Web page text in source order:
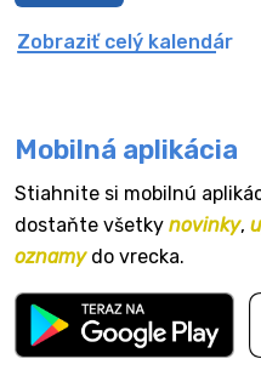
Zobraziť celý kalendár
Mobilná aplikácia
Stiahnite si mobilnú
dostaňte všetky novinky,
oznamydo vrecka.